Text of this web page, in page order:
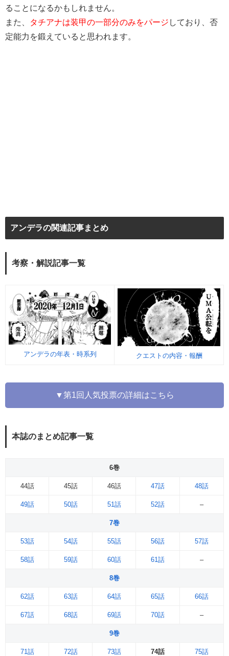
ることになるかもしれません。
また、
タチアナは装甲の一部分のみをパージ しており、否
定能力を鍛えていると思われます。
アンデラの関連記事まとめ
考察・解説記事一覧
アンデラの年表・時系列 クエストの内容・報酬
▼第1回人気投票の詳細はこちら
本誌のまとめ記事一覧
6巻
44話 45話 46話 47話 48話
49話 50話 51話 52話 –
7巻
53話 54話 55話 56話 57話
58話 59話 60話 61話 –
8巻
62話 63話 64話 65話 66話
67話 68話 69話 70話 –
9巻
71話 72話 73話 74話 75話